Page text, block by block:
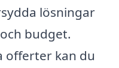
lösningar
budget.
offerter kan du